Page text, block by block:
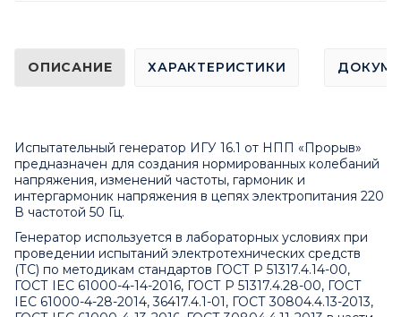
ОПИСАНИЕ ХАРАКТЕРИСТИКИ
Испытательный генератор ИГУ 16.1 от НПП «Прорыв»
предназначен для создания нормированных колебаний
напряжения, изменений частоты, гармоник и
интергармоник напряжения в цепях электропитания 220
В частотой 50 Гц.
Генератор используется в лабораторных условиях при
проведении испытаний электротехнических средств
(ТС) по методикам стандартов ГОСТ Р 51317.4.14-00,
ГОСТ IEC 61000-4-14-2016, ГОСТ Р 51317.4.28-00, ГОСТ
IEC 61000-4-28-2014, 36417.4.1-01, ГОСТ 30804.4.13-2013,